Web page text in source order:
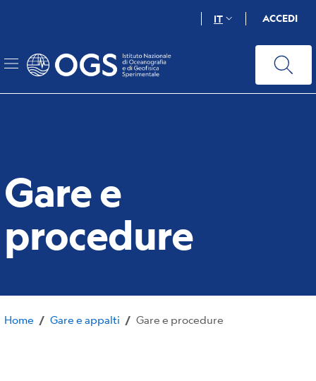
principale
IT ACCEDI
Gare e
procedure
Home / Gare e appalti / Gare e procedure